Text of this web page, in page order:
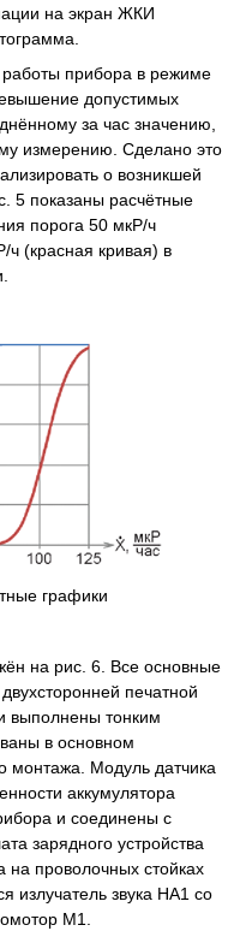
на экран ЖКИ
работы прибора в режиме
допустимых
за час значению,
измерению. Сделано это
о возникшей
5 показаны расчётные
порога 50 мкР/ч
ч (красная кривая) в
графики
на рис. 6. Все основные
печатной
выполнены тонким
в основном
монтажа. Модуль датчика
аккумулятора
и соединены с
зарядного устройства
на проволочных стойках
излучатель звука HA1 со
M1.